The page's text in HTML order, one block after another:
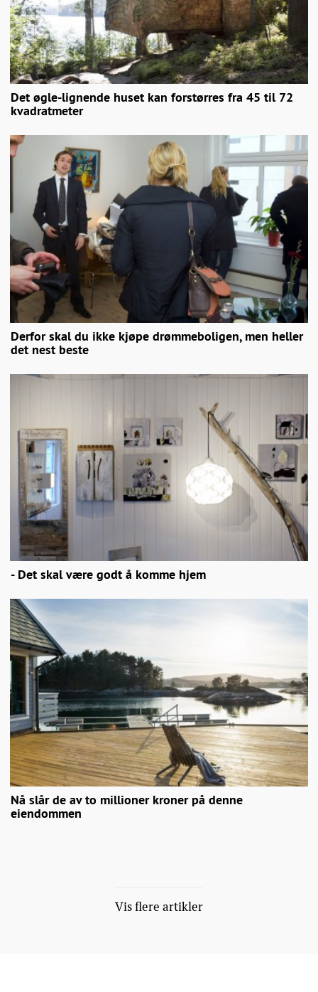
Det øgle-lignende huset kan forstørres fra 45 til 72
kvadratmeter
Derfor skal du ikke kjøpe drømmeboligen, men heller
det nest beste
- Det skal være godt å komme hjem
Nå slår de av to millioner kroner på denne
eiendommen
Vis flere artikler